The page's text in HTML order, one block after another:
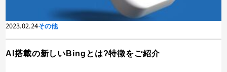
2023.02.24その他
AI搭載の新しいBingとは?特徴をご紹介